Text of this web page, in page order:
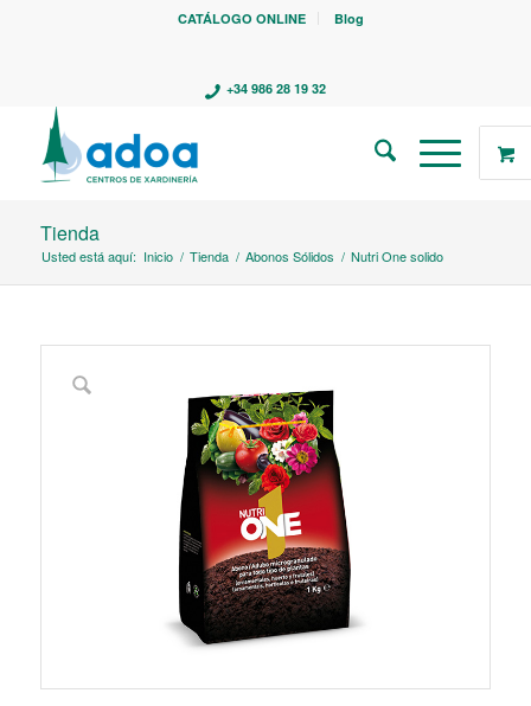
CATÁLOGO ONLINE Blog
+34 986 28 19 32
Tienda
Usted está aquí: Inicio / Tienda / Abonos Sólidos / Nutri One solido